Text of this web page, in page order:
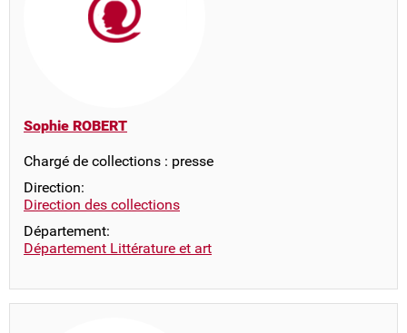
Sophie ROBERT
Chargé de collections : presse
Direction:
Direction des collections
Département:
Département Littérature et art